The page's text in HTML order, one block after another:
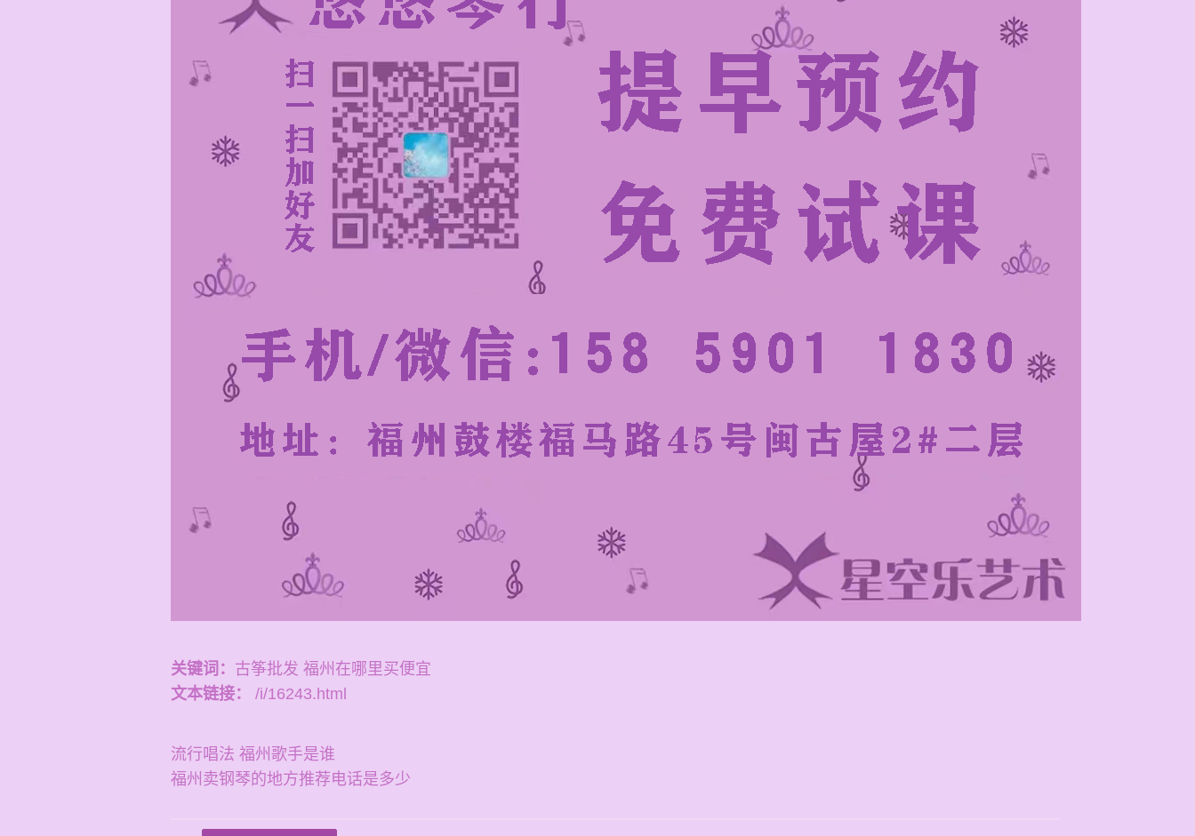
关键词： 古筝批发 福州在哪里买便宜
文本链接：
/i/16243.html
流行唱法 福州歌手是谁
福州卖钢琴的地方推荐电话是多少